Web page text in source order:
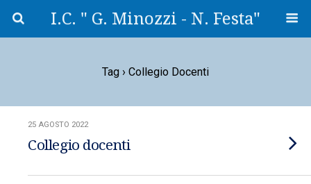
I.C. " G. Minozzi - N. Festa"
Tag › Collegio Docenti
25 AGOSTO 2022
Collegio docenti